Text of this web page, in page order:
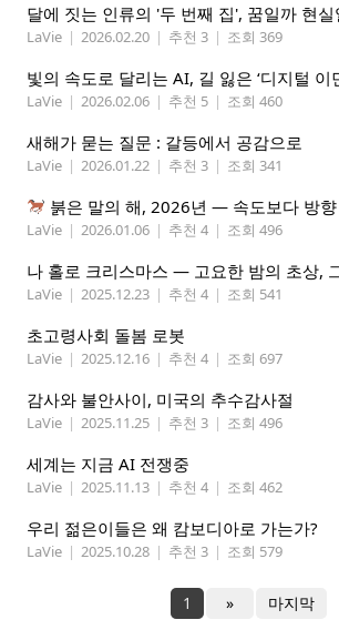
달에 짓는 인류의 '두 번째 집', 꿈일까 현실
LaVie | 2026.02.20 | 추천 3 | 조회 369
빛의 속도로 달리는 AI, 길 잃은 ‘디지털 이
LaVie | 2026.02.06 | 추천 5 | 조회 460
새해가 묻는 질문 : 갈등에서 공감으로
LaVie | 2026.01.22 | 추천 3 | 조회 341
붉은 말의 해, 2026년 — 속도보다 방향
LaVie | 2026.01.06 | 추천 4 | 조회 496
나 홀로 크리스마스 — 고요한 밤의 초상,
LaVie | 2025.12.23 | 추천 4 | 조회 541
초고령사회 돌봄 로봇
LaVie | 2025.12.16 | 추천 4 | 조회 697
감사와 불안사이, 미국의 추수감사절
LaVie | 2025.11.25 | 추천 3 | 조회 496
세계는 지금 AI 전쟁중
LaVie | 2025.11.13 | 추천 4 | 조회 462
우리 젊은이들은 왜 캄보디아로 가는가?
LaVie | 2025.10.28 | 추천 3 | 조회 579
1 » 마지막